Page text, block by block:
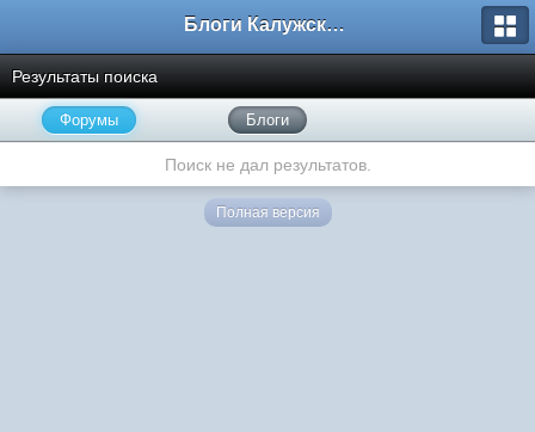
Блоги Калужского перекрестка
Результаты поиска
Форумы Блоги
Поиск не дал результатов.
Полная версия